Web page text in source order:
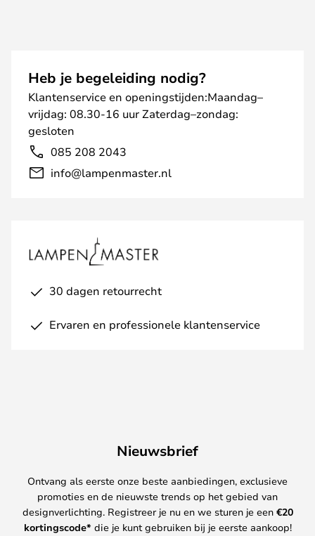
Heb je begeleiding nodig?
Klantenservice en openingstijden:Maandag–
vrijdag: 08.30-16 uur Zaterdag–zondag:
gesloten
085 208 2043
info@lampenmaster.nl
30 dagen retourrecht
Ervaren en professionele klantenservice
Nieuwsbrief
Ontvang als eerste onze beste aanbiedingen, exclusieve
promoties en de nieuwste trends op het gebied van
designverlichting. Registreer je nu en we sturen je een €20
kortingscode* die je kunt gebruiken bij je eerste aankoop!